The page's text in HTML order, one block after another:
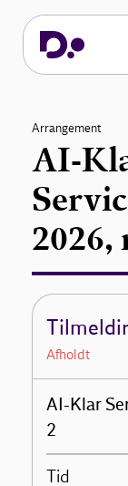
Arrangement
AI-
2026,
Afholdt
AI-Klar
2
Tid